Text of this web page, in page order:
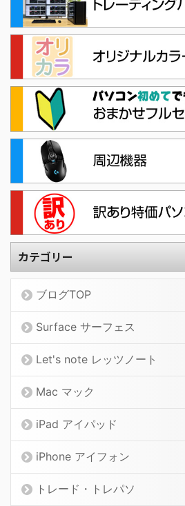
カテゴリー
ブログTOP
Surface サーフェス
Let's note レッツノート
Mac マック
iPad アイパッド
iPhone アイフォン
トレード・トレパソ